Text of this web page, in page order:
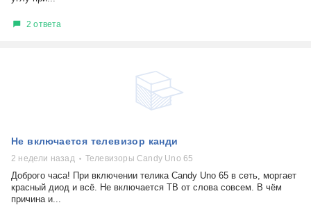
2 ответа
Не включается телевизор канди
2 недели назад Телевизоры Candy Uno 65
Доброго часа! При включении телика Candy Uno 65 в сеть, моргает
красный диод и всё. Не включается ТВ от слова совсем. В чём
причина и...